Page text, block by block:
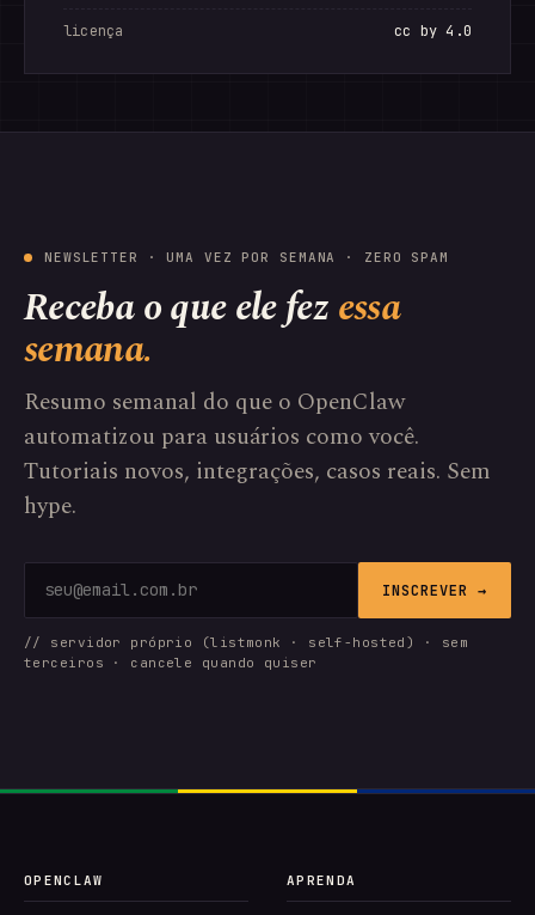
licença cc by 4.0
NEWSLETTER · UMA VEZ POR SEMANA · ZERO SPAM
Receba o que ele fezessa
semana.
Resumo semanal do que o OpenClaw
automatizou para usuários como você.
Tutoriais novos, integrações, casos reais. Sem
hype.
INSCREVER →
// servidor próprio (listmonk · self-hosted) · sem
terceiros · cancele quando quiser
OPENCLAW APRENDA